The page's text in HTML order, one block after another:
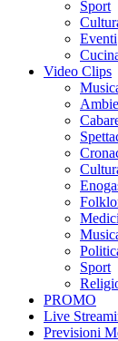
Sport
Eventi
Video Clips
Sport
PROMO
Live
Previsioni